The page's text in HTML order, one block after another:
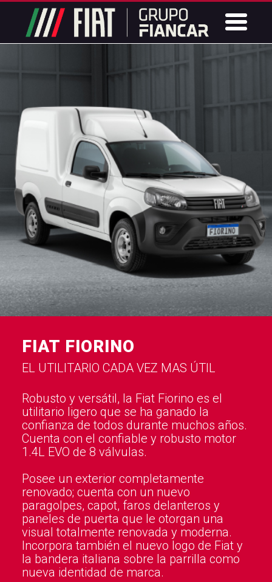
FIAT FIORINO
EL UTILITARIO CADA VEZ MAS ÚTIL
Robusto y versátil, la Fiat Fiorino es el
utilitario ligero que se ha ganado la
confianza de todos durante muchos años.
Cuenta con el confiable y robusto motor
1.4L EVO de 8 válvulas.
Posee un exterior completamente
renovado; cuenta con un nuevo
paragolpes, capot, faros delanteros y
paneles de puerta que le otorgan una
visual totalmente renovada y moderna.
Incorpora también el nuevo logo de Fiat y
la bandera italiana sobre la parrilla como
nueva identidad de marca.